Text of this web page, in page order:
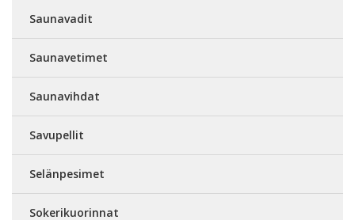
Saunavadit
Saunavetimet
Saunavihdat
Savupellit
Selänpesimet
Sokerikuorinnat